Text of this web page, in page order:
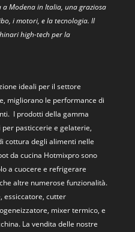
Modena in Italia, una graziosa
i motori, e la tecnologia. Il
high-tech per la
ideali per il settore
migliorano le performance di
I prodotti della gamma
pasticcerie e gelaterie,
cottura degli alimenti nelle
da cucina Hotmixpro sono
a cuocere e refrigerare
altre numerose funzionalità.
essiccatore, cutter
mixer termico, e
La vendita delle nostre